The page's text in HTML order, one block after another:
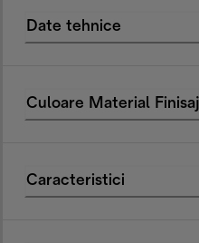
Date tehnice
Culoare Material Finisaj
Caracteristici